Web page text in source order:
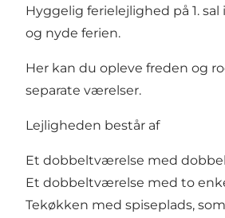
Hyggelig ferielejlighed på 1.
og nyde ferien.
Her kan du opleve freden og
separate værelser.
Lejligheden består af
Et dobbeltværelse med
Et dobbeltværelse med to
Tekøkken med spiseplads,